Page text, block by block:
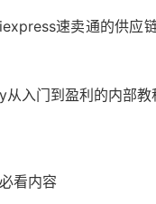
速卖通的供应
入门到盈利的内部教
看内容